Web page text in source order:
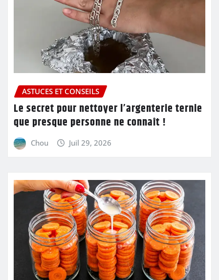
ASTUCES ET CONSEILS
Le secret pour nettoyer l’argenterie ternie
que presque personne ne connaît !
Chou Juil 29, 2026